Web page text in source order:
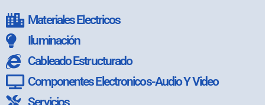
Materiales Electricos
Iluminación
Cableado Estructurado
Componentes Electronicos-Audio Y Video
Servicios